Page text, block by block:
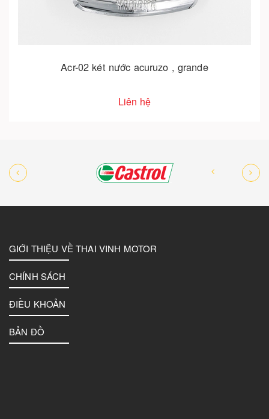
Acr-02 két nước acuruzo , grande
Liên hệ
GIỚI THIỆU VỀ THAI VINH MOTOR
CHÍNH SÁCH
ĐIỀU KHOẢN
BẢN ĐỒ